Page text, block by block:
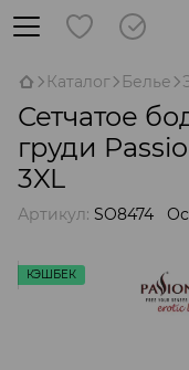
Каталог Белье
Сетчатое
груди
3XL
Артикул: SO8474
КЭШБЕК